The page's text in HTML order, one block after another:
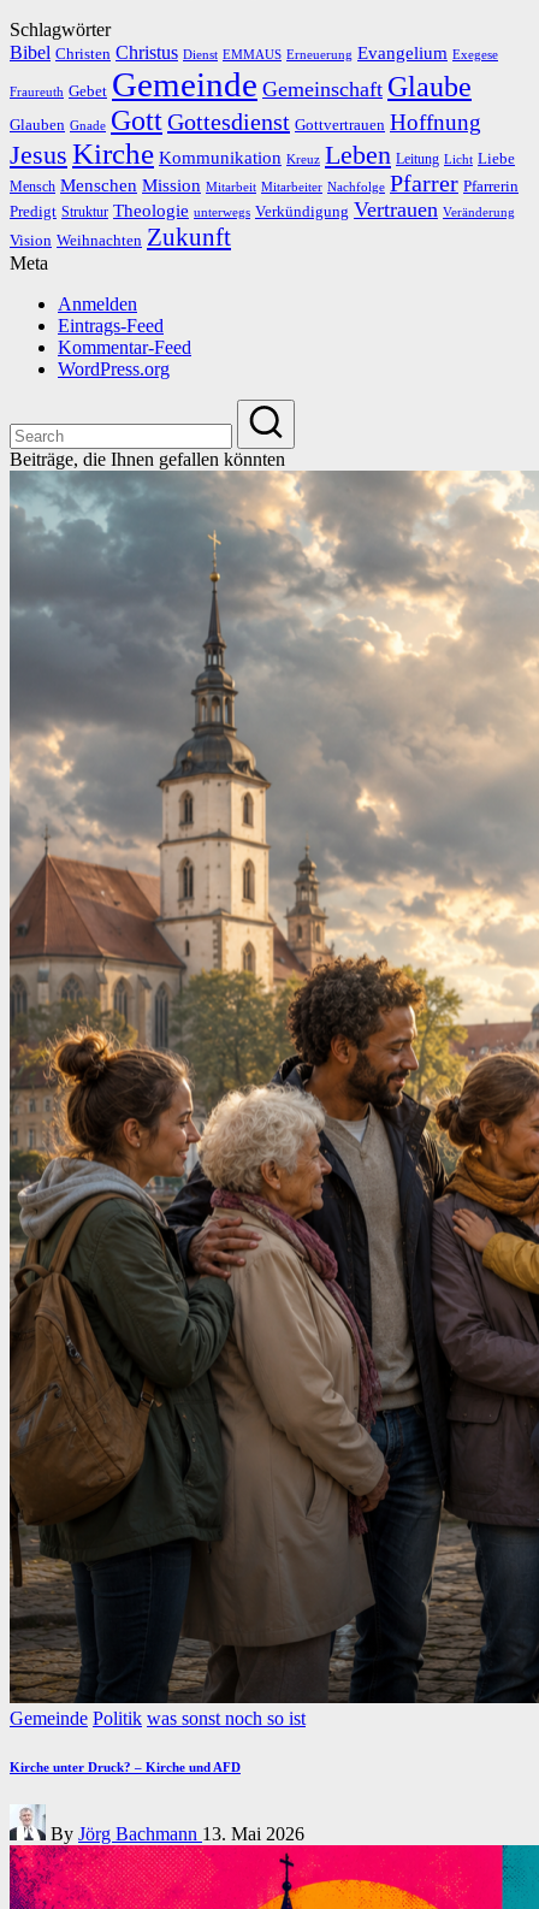
Schlagwörter
Bibel Christen Christus Dienst EMMAUS Erneuerung Evangelium Exegese
Fraureuth Gebet Gemeinde Gemeinschaft Glaube
Glauben Gnade GottGottesdienst Gottvertrauen Hoffnung
Jesus Kirche Kommunikation Kreuz Leben Leitung Licht Liebe
Mensch Menschen Mission Mitarbeit Mitarbeiter Nachfolge Pfarrer Pfarrerin
Predigt Struktur Theologie unterwegs Verkündigung Vertrauen Veränderung
Vision Weihnachten Zukunft
Meta
Anmelden
Eintrags-Feed
Kommentar-Feed
WordPress.org
Beiträge, die Ihnen gefallen könnten
Posted
Gemeinde Politik was sonst noch so ist
Kirche unter Druck? – Kirche und AFD
Posted
by
By Jörg Bachmann 13. Mai 2026